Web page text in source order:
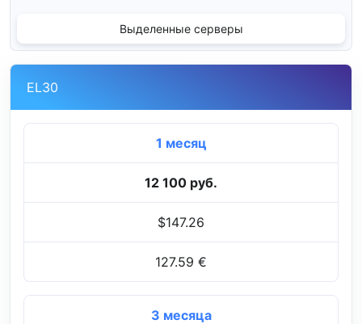
Выделенные серверы
EL30
1 месяц
12 100 руб.
$147.26
127.59 €
3 месяца